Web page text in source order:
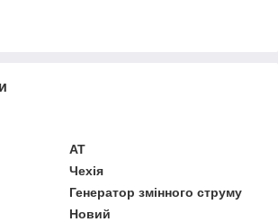
AT
Чехія
Генератор змінного струму
Новий